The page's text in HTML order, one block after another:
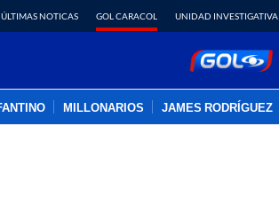
ÚLTIMAS NOTICAS GOL CARACOL UNIDAD INVESTIGATIVA
MILLONARIOS JAMES RODRÍGUEZ